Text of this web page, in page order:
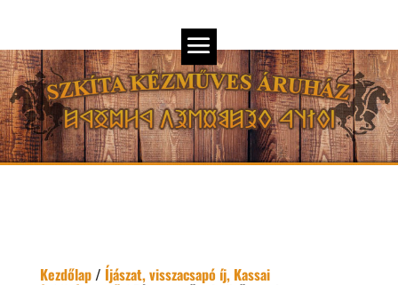
Kezdőlap/ Íjászat, visszacsapó íj, Kassai